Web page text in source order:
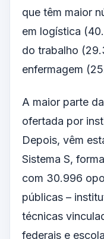
que têm maior
em logística
do trabalho
enfermagem
A maior parte
ofertada por
Depois, vêm
Sistema S,
com 30.996
públicas –
técnicas
federais e